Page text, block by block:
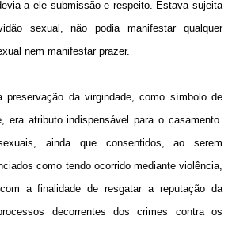
a ele submissão e respeito. Estava sujeita
sexual, não podia manifestar qualquer
nem manifestar prazer.
preservação da virgindade, como símbolo de
era atributo indispensável para o casamento.
ainda que consentidos, ao serem
como tendo ocorrido mediante violência,
a finalidade de resgatar a reputação da
decorrentes dos crimes contra os